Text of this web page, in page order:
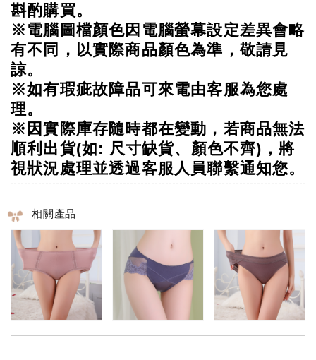
斟酌購買。
※電腦圖檔顏色因電腦螢幕設定差異會略
有不同，以實際商品顏色為準，敬請見
諒。
※如有瑕疵故障品可來電由客服為您處
理。
※ 因實際庫存隨時都在變動，若商品無法
順利出貨(如: 尺寸缺貨、顏色不齊)，將
視狀況處理並透過客服人員聯繫通知您。
相關產品